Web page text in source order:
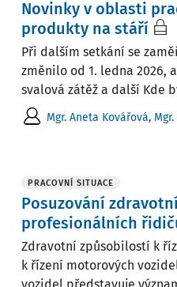
Novinky v oblasti
produkty na stáří
Při dalším setkání se
změnilo od 1. ledna 2026,
svalová zátěž a další Kde
Mgr. Aneta Kovářová,
PRACOVNÍ SITUACE
Posuzování
profesionálních
Zdravotní způsobilostí k
k řízení motorových